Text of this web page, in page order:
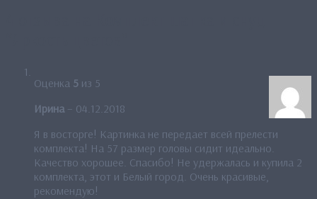
Оценка 5 из 5
Ирина – 04.12.2018
Я в восторге! Картинка не передает всей прелести
комплекта! На 57 размер головы сидит идеально.
Качество хорошее. Спасибо! Не удержалась и купила 2
комплекта, этот и Белый город. Очень красивые,
рекомендую!